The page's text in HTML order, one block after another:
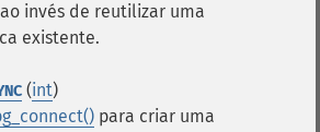
invés de reutilizar uma
existente.
(int)
para criar uma